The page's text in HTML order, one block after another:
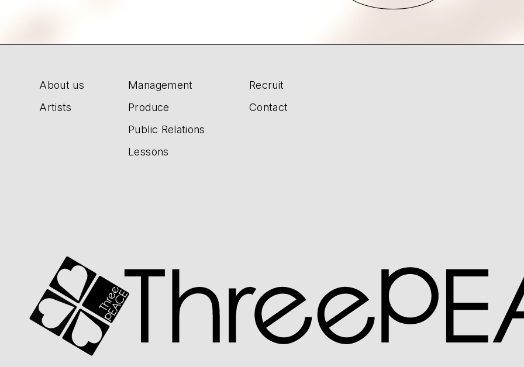
About us
Artists
Management
Produce
Public Relations
Lessons
Recruit
Contact